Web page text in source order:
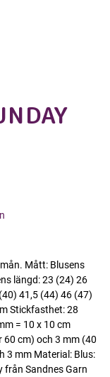
Mått: Blusens
längd: 23 (24) 26
41,5 (44) 46 (47)
Stickfasthet: 28
= 10 x 10 cm
cm) och 3 mm (40
3 mm Material: Blus:
från Sandnes Garn